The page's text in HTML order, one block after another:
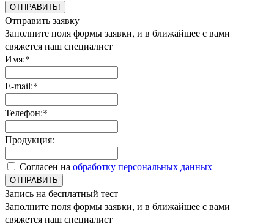
ОТПРАВИТЬ!
Отправить заявку
Заполните поля формы заявки, и в ближайшее с вами
свяжется наш специалист
Имя:*
E-mail:*
Телефон:*
Продукция:
Согласен на обработку персональных данных
ОТПРАВИТЬ
Запись на бесплатный тест
Заполните поля формы заявки, и в ближайшее с вами
свяжется наш специалист